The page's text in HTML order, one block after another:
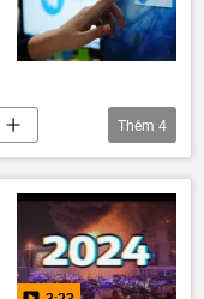
Thêm 4